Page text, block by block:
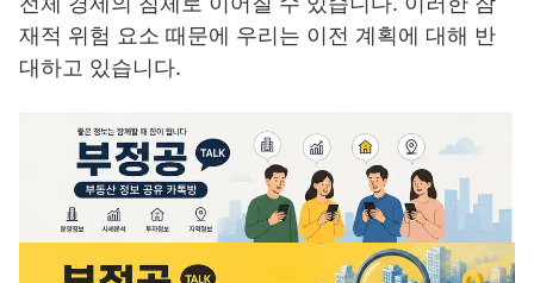
재적 위험 요소 때문에 우리는 이전 계획에 대해 반
대하고 있습니다.